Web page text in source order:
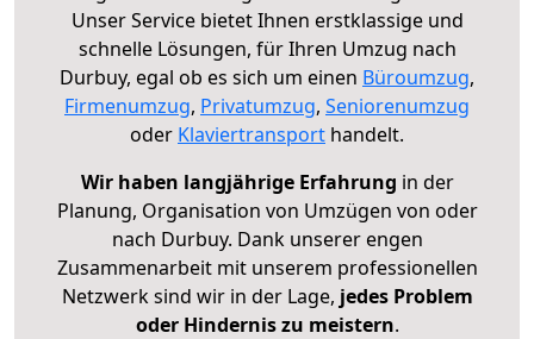
Unser Service bietet Ihnen erstklassige und
schnelle Lösungen, für Ihren Umzug nach
Durbuy, egal ob es sich um einen Büroumzug,
Firmenumzug, Privatumzug, Seniorenumzug
oder Klaviertransport handelt.
Wir haben langjährige Erfahrung in der
Planung, Organisation von Umzügen von oder
nach Durbuy. Dank unserer engen
Zusammenarbeit mit unserem professionellen
Netzwerk sind wir in der Lage, jedes Problem
oder Hindernis zu meistern.